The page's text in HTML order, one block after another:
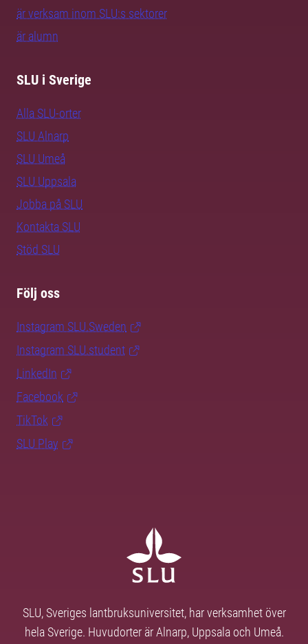
är verksam inom SLU:s sektorer
är alumn
SLU i Sverige
Alla SLU-orter
SLU Alnarp
SLU Umeå
SLU Uppsala
Jobba på SLU
Kontakta SLU
Stöd SLU
Följ oss
Instagram SLU.Sweden
Instagram SLU.student
LinkedIn
Facebook
TikTok
SLU Play
SLU, Sveriges lantbruksuniversitet, har verksamhet över
hela Sverige. Huvudorter är Alnarp, Uppsala och Umeå.